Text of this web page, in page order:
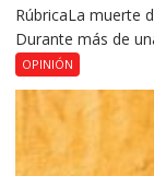
RúbricaLa muerte
Durante más de
OPINIÓN